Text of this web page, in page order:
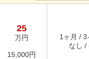
25
万円
15,000円
1ヶ月 / 3
なし /